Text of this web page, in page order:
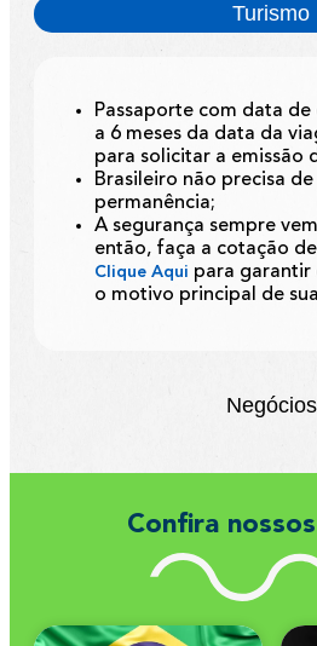
Turismo
Negócios
Passaporte com data
a 6 meses da data da
para solicitar a emissão
Brasileiro não precisa
permanência;
A segurança sempre
então, faça a cotação
Clique Aqui para garantir
o motivo principal de
Confira